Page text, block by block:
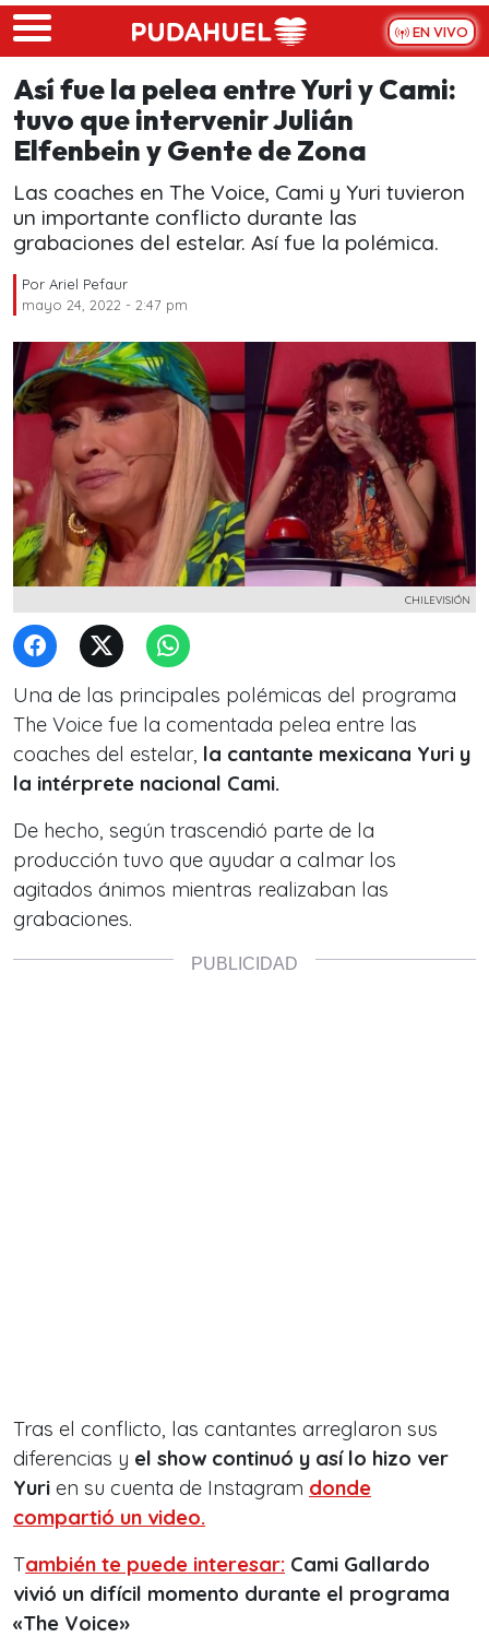
Skip to main content
EN VIVO
Así fue la pelea entre Yuri y Cami:
tuvo que intervenir Julián
Elfenbein y Gente de Zona
Las coaches en The Voice, Cami y Yuri tuvieron
un importante conflicto durante las
grabaciones del estelar. Así fue la polémica.
Por Ariel Pefaur
mayo 24, 2022 - 2:47 pm
CHILEVISIÓN
Una de las principales polémicas del programa
The Voice fue la comentada pelea entre las
coaches del estelar, la cantante mexicana Yuri y
la intérprete nacional Cami.
De hecho, según trascendió parte de la
producción tuvo que ayudar a calmar los
agitados ánimos mientras realizaban las
grabaciones.
Tras el conflicto, las cantantes arreglaron sus
diferencias y el show continuó y así lo hizo ver
Yuri en su cuenta de Instagram donde
compartió un video.
También te puede interesar: Cami Gallardo
vivió un difícil momento durante el programa
«The Voice»